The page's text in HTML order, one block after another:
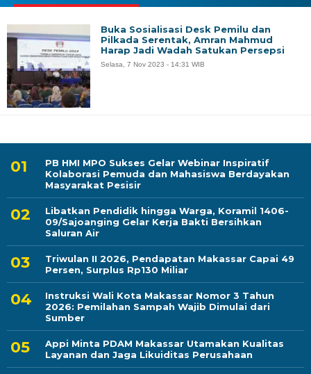
PB HMI MPO Sukses Gelar Webinar Inspiratif
Kolaborasi Pemuda dan Mahasiswa Berdayakan
Masyarakat Pesisir
Libatkan Pendidik hingga Warga, Koramil 1406-
09/Sajoanging Gelar Kerja Bakti Bersihkan
Saluran Air
Triwulan II 2026, Pendapatan Makassar Capai 49
Persen, Surplus Rp130 Miliar
Instruksi Wali Kota Makassar Nomor 3 Tahun
2026: Pemilahan Sampah Wajib Dimulai dari
Sumber
Appi Minta PDAM Makassar Utamakan Kualitas
Layanan dan Jaga Likuiditas Perusahaan
Buka Sosialisasi Desk Pemilu dan
Pilkada Serentak, Amran Mahmud
Harap Jadi Wadah Satukan Persepsi
Selasa, 7 Nov 2023 - 14:31 WIB